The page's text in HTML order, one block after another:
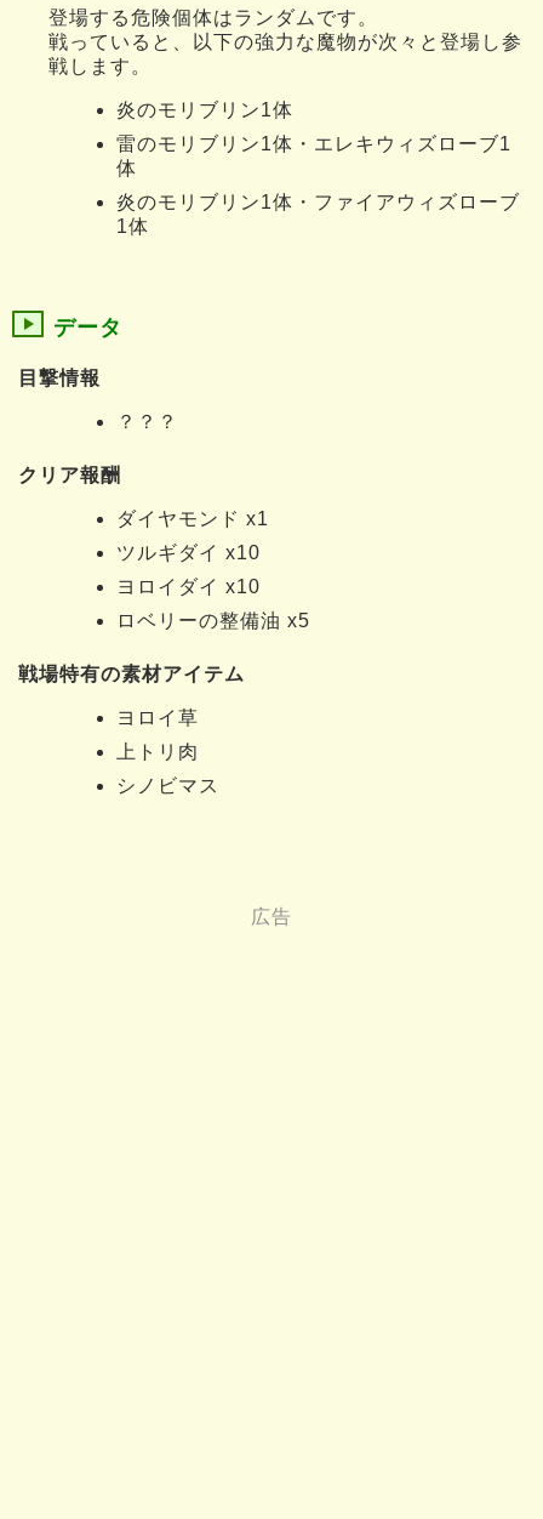
登場する危険個体はランダムです。
戦っていると、以下の強力な魔物が次々と登場し参
戦します。
炎のモリブリン1体
雷のモリブリン1体・エレキウィズローブ1
体
炎のモリブリン1体・ファイアウィズローブ
1体
データ
目撃情報
？？？
クリア報酬
ダイヤモンド x1
ツルギダイ x10
ヨロイダイ x10
ロベリーの整備油 x5
戦場特有の素材アイテム
ヨロイ草
上トリ肉
シノビマス